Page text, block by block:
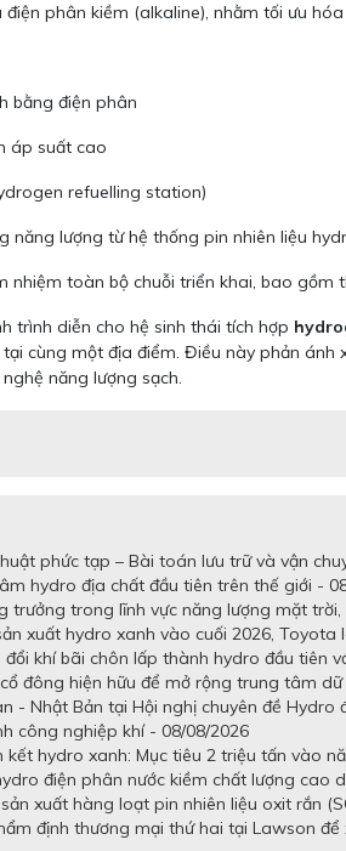
điện phân kiềm (alkaline), nhằm tối ưu
bằng điện phân
áp suất cao
refuelling station)
năng lượng từ hệ thống pin nhiên liệu
nhiệm toàn bộ chuỗi triển khai, bao
trình diễn cho hệ sinh thái tích hợp
cùng một địa điểm. Điều này phản
năng lượng sạch.
phức tạp – Bài toán lưu trữ và vận
hydro địa chất đầu tiên trên thế giới -
trưởng trong lĩnh vực năng lượng mặt
xuất hydro xanh vào cuối 2026,
khí bãi chôn lấp thành hydro đầu tiên
đông hiện hữu để mở rộng trung tâm
- Nhật Bản tại Hội nghị chuyên đề
công nghiệp khí - 08/08/2026
hydro xanh: Mục tiêu 2 triệu tấn vào
điện phân nước kiềm chất lượng cao
xuất hàng loạt pin nhiên liệu oxit rắn
định thương mại thứ hai tại Lawson